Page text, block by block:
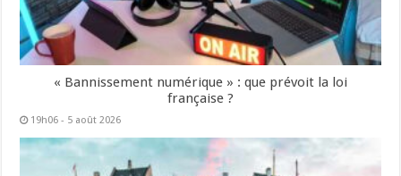
« Bannissement numérique » : que prévoit la loi
française ?
19h06 - 5 août 2026